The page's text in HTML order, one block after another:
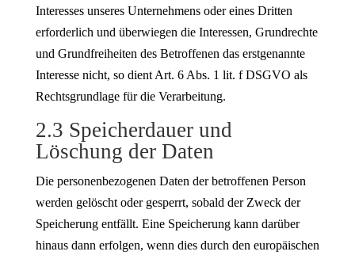
Interesses unseres Unternehmens oder eines Dritten
erforderlich und überwiegen die Interessen, Grundrechte
und Grundfreiheiten des Betroffenen das erstgenannte
Interesse nicht, so dient Art. 6 Abs. 1 lit. f DSGVO als
Rechtsgrundlage für die Verarbeitung.
2.3 Speicherdauer und
Löschung der Daten
Die personenbezogenen Daten der betroffenen Person
werden gelöscht oder gesperrt, sobald der Zweck der
Speicherung entfällt. Eine Speicherung kann darüber
hinaus dann erfolgen, wenn dies durch den europäischen